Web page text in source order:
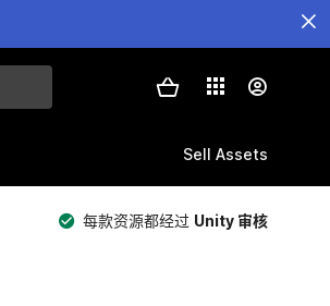
Sell Assets
每款资源都经过 Unity 审核